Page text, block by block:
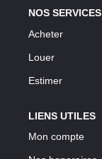
NOS SERVICES
Acheter
Louer
Estimer
LIENS UTILES
Mon compte